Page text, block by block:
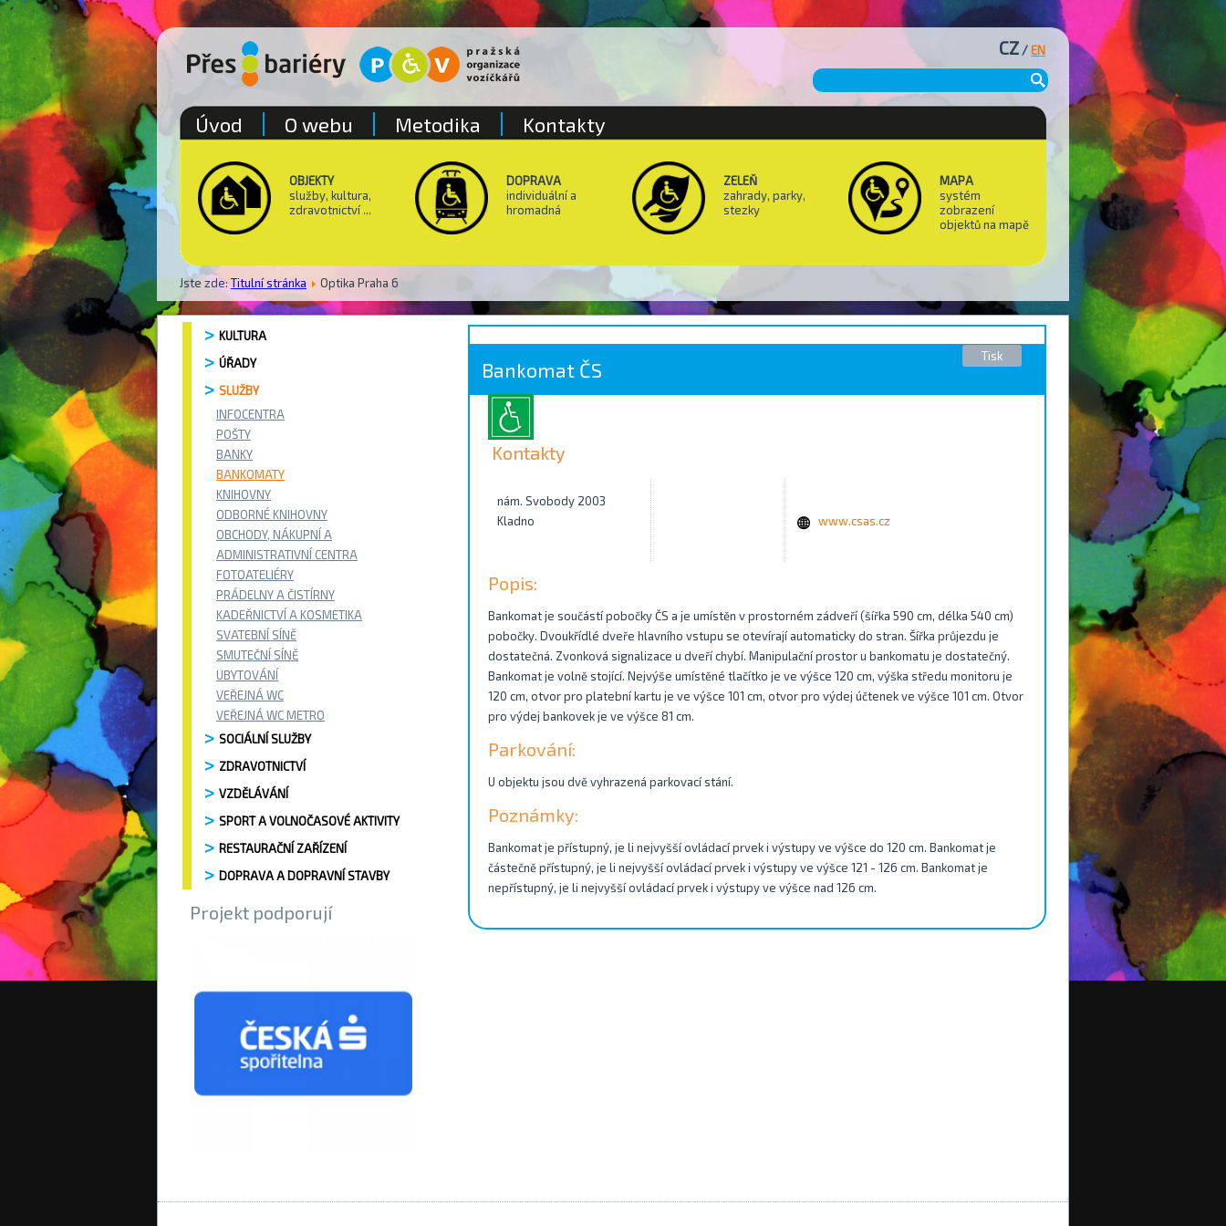
OBJEKTY
služby, kultura,
zdravotnictví ...
DOPRAVA
individuální a
hromadná
ZELEŇ
zahrady, parky,
stezky
MAPA
systém
zobrazení
objektů na mapě
CZ /EN
Jste zde:Titulní stránka Optika Praha 6
Úvod O webu Metodika Kontakty
KULTURA
ÚŘADY
SLUŽBY
INFOCENTRA
POŠTY
BANKY
BANKOMATY
KNIHOVNY
ODBORNÉ KNIHOVNY
OBCHODY, NÁKUPNÍ A
ADMINISTRATIVNÍ CENTRA
FOTOATELIÉRY
PRÁDELNY A ČISTÍRNY
KADEŘNICTVÍ A KOSMETIKA
SVATEBNÍ SÍNĚ
SMUTEČNÍ SÍNĚ
UBYTOVÁNÍ
VEŘEJNÁ WC
VEŘEJNÁ WC METRO
SOCIÁLNÍ SLUŽBY
ZDRAVOTNICTVÍ
VZDĚLÁVÁNÍ
SPORT A VOLNOČASOVÉ AKTIVITY
RESTAURAČNÍ ZAŘÍZENÍ
DOPRAVA A DOPRAVNÍ STAVBY
Projekt podporují
Tisk
Bankomat ČS
Kontakty
nám. Svobody 2003
Kladno
www.csas.cz
Popis:
Bankomat je součástí pobočky ČS a je umístěn v prostorném zádveří (šířka 590 cm, délka 540 cm)
pobočky. Dvoukřídlé dveře hlavního vstupu se otevírají automaticky do stran. Šířka průjezdu je
dostatečná. Zvonková signalizace u dveří chybí. Manipulační prostor u bankomatu je dostatečný.
Bankomat je volně stojící. Nejvýše umístěné tlačítko je ve výšce 120 cm, výška středu monitoru je
120 cm, otvor pro platební kartu je ve výšce 101 cm, otvor pro výdej účtenek ve výšce 101 cm. Otvor
pro výdej bankovek je ve výšce 81 cm.
Parkování:
U objektu jsou dvě vyhrazená parkovací stání.
Poznámky:
Bankomat je přístupný, je li nejvyšší ovládací prvek i výstupy ve výšce do 120 cm. Bankomat je
částečně přístupný, je li nejvyšší ovládací prvek i výstupy ve výšce 121 - 126 cm. Bankomat je
nepřístupný, je li nejvyšší ovládací prvek i výstupy ve výšce nad 126 cm.